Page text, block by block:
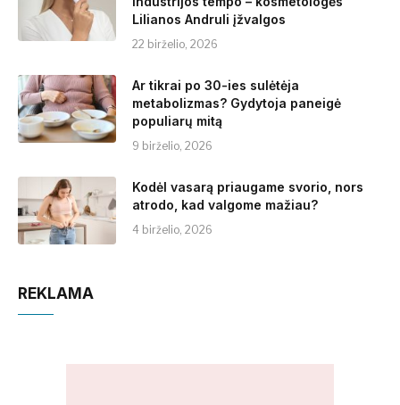
Lilianos Andruli įžvalgos
22 birželio, 2026
Ar tikrai po 30-ies sulėtėja
metabolizmas? Gydytoja paneigė
populiarų mitą
9 birželio, 2026
Kodėl vasarą priaugame svorio, nors
atrodo, kad valgome mažiau?
4 birželio, 2026
REKLAMA